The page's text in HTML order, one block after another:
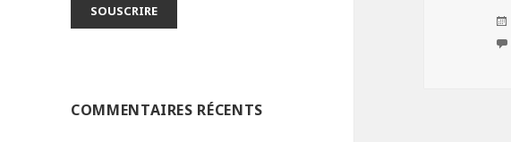
SOUSCRIRE
COMMENTAIRES RÉCENTS